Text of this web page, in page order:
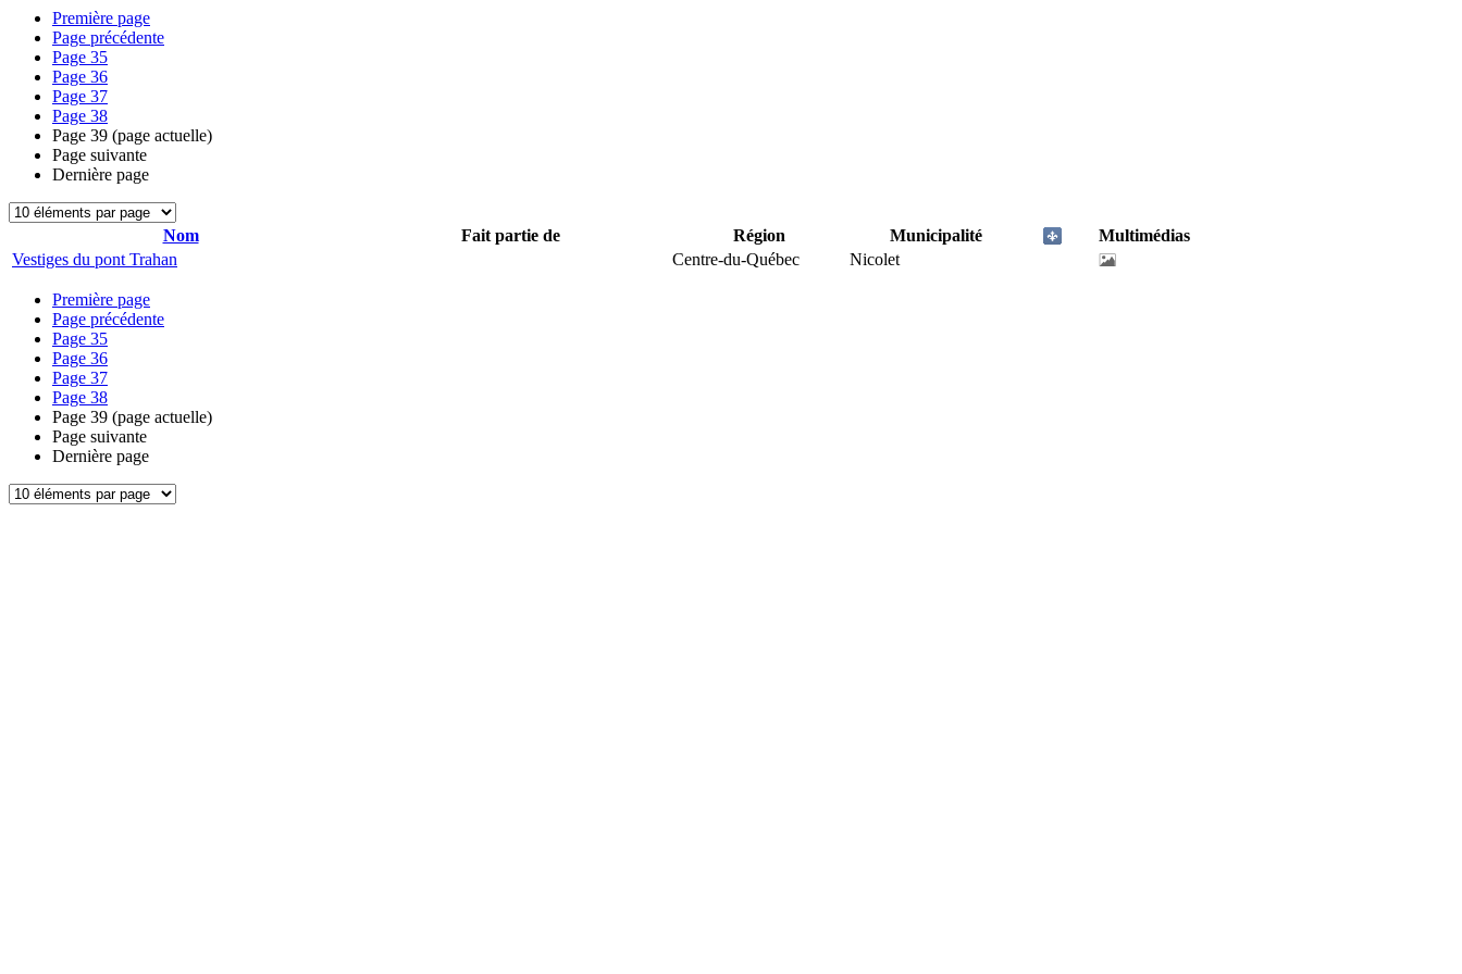
Première page
Page précédente
Page 35
Page 36
Page 37
Page 38
Page 39 (page actuelle)
Page suivante
Dernière page
Nom Fait partie de Région Municipalité
Multimédias
Vestiges du pont Trahan
Centre-du-Québec Nicolet
Première page
Page précédente
Page 35
Page 36
Page 37
Page 38
Page 39 (page actuelle)
Page suivante
Dernière page